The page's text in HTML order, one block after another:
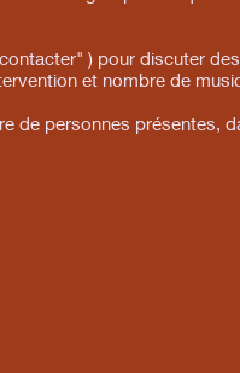
) pour discuter
et nombre de
de personnes présentes,